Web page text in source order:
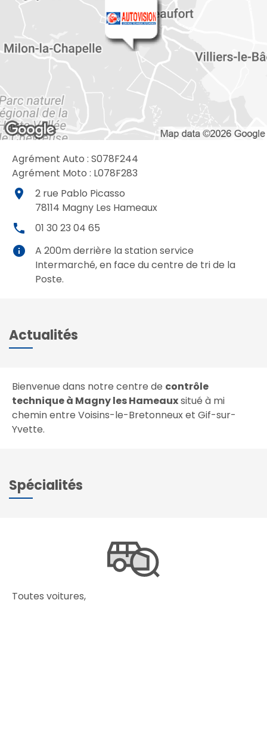
Agrément Auto : S078F244
Agrément Moto : L078F283
place
2 rue Pablo Picasso
78114 Magny Les Hameaux
local_phone 01 30 23 04 65
info
A 200m derrière la station service
Intermarché, en face du centre de tri de la
Poste.
Actualités
Bienvenue dans notre centre de contrôle
technique à Magny les Hameauxsitué à mi
chemin entre Voisins-le-Bretonneux et Gif-sur-
Yvette.
Spécialités
Toutes voitures,